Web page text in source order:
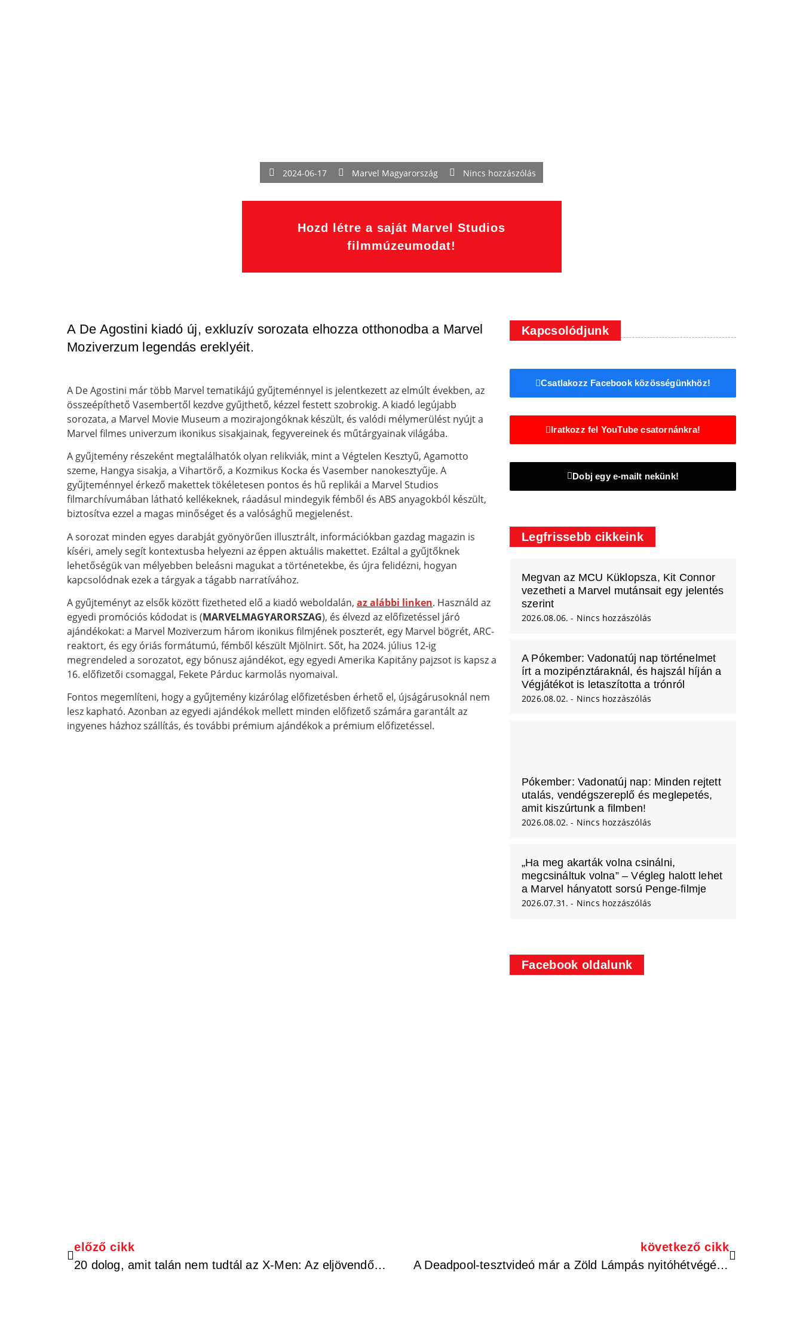
2024-06-17 Marvel Magyarország Nincs hozzászólás
Hozd létre a saját Marvel Studios
filmmúzeumodat!
A De Agostini kiadó új, exkluzív sorozata elhozza otthonodba a Marvel
Moziverzum legendás ereklyéit.
A De Agostini már több Marvel tematikájú gyűjteménnyel is jelentkezett az elmúlt években, az
összeépíthető Vasembertől kezdve gyűjthető, kézzel festett szobrokig. A kiadó legújabb
sorozata, a Marvel Movie Museum a mozirajongóknak készült, és valódi mélymerülést nyújt a
Marvel filmes univerzum ikonikus sisakjainak, fegyvereinek és műtárgyainak világába.
A gyűjtemény részeként megtalálhatók olyan relikviák, mint a Végtelen Kesztyű, Agamotto
szeme, Hangya sisakja, a Vihartörő, a Kozmikus Kocka és Vasember nanokesztyűje. A
gyűjteménnyel érkező makettek tökéletesen pontos és hű replikái a Marvel Studios
filmarchívumában látható kellékeknek, ráadásul mindegyik fémből és ABS anyagokból készült,
biztosítva ezzel a magas minőséget és a valósághű megjelenést.
A sorozat minden egyes darabját gyönyörűen illusztrált, információkban gazdag magazin is
kíséri, amely segít kontextusba helyezni az éppen aktuális makettet. Ezáltal a gyűjtőknek
lehetőségük van mélyebben beleásni magukat a történetekbe, és újra felidézni, hogyan
kapcsolódnak ezek a tárgyak a tágabb narratívához.
A gyűjteményt az elsők között fizetheted elő a kiadó weboldalán, az alábbi linken. Használd az
egyedi promóciós kódodat is (MARVELMAGYARORSZAG), és élvezd az előfizetéssel járó
ajándékokat: a Marvel Moziverzum három ikonikus filmjének poszterét, egy Marvel bögrét, ARC-
reaktort, és egy óriás formátumú, fémből készült Mjölnirt. Sőt, ha 2024. július 12-ig
megrendeled a sorozatot, egy bónusz ajándékot, egy egyedi Amerika Kapitány pajzsot is kapsz a
16. előfizetői csomaggal, Fekete Párduc karmolás nyomaival.
Fontos megemlíteni, hogy a gyűjtemény kizárólag előfizetésben érhető el, újságárusoknál nem
lesz kapható. Azonban az egyedi ajándékok mellett minden előfizető számára garantált az
ingyenes házhoz szállítás, és további prémium ajándékok a prémium előfizetéssel.
Kapcsolódjunk
Csatlakozz Facebook közösségünkhöz!
Iratkozz fel YouTube csatornánkra!
Dobj egy e-mailt nekünk!
Legfrissebb cikkeink
Megvan az MCU Küklopsza, Kit Connor
vezetheti a Marvel mutánsait egy jelentés
szerint
2026.08.06. Nincs hozzászólás
A Pókember: Vadonatúj nap történelmet
írt a mozipénztáraknál, és hajszál híján a
Végjátékot is letaszította a trónról
2026.08.02. Nincs hozzászólás
Pókember: Vadonatúj nap: Minden rejtett
utalás, vendégszereplő és meglepetés,
amit kiszúrtunk a filmben!
2026.08.02. Nincs hozzászólás
„Ha meg akarták volna csinálni,
megcsináltuk volna” – Végleg halott lehet
a Marvel hányatott sorsú Penge-filmje
2026.07.31. Nincs hozzászólás
Facebook oldalunk
előző cikk
20 dolog, amit talán nem tudtál az X-Men: Az eljövendő múlt napjairól
következő cikk
A Deadpool-tesztvideó már a Zöld Lámpás nyitóhétvégéjén elkészült